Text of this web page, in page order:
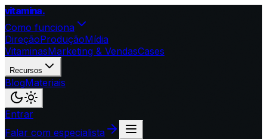
vitamina.
Como funciona
DireçãoProduçãoMídia
VitaminasMarketing & VendasCases
Recursos
BlogMateriais
Entrar
Falar com especialista